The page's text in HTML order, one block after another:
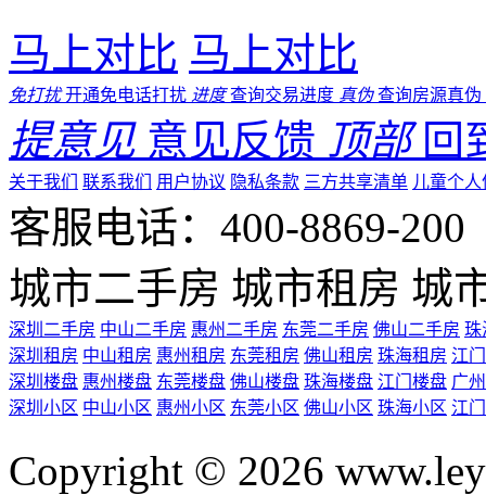
马上对比 马上对比
免打扰 开通免电话打扰 进度 查询交易进度 真伪 查询房源真伪
提意见 意见反馈 顶部 回
关于我们 联系我们 用户协议 隐私条款 三方共享清单 儿童个
客服电话：400-8869-200
城市二手房 城市租房 城
深圳二手房 中山二手房 惠州二手房 东莞二手房 佛山二手房 珠
深圳租房 中山租房 惠州租房 东莞租房 佛山租房 珠海租房 江
深圳楼盘 惠州楼盘 东莞楼盘 佛山楼盘 珠海楼盘 江门楼盘 广
深圳小区 中山小区 惠州小区 东莞小区 佛山小区 珠海小区 江
Copyright © 2026